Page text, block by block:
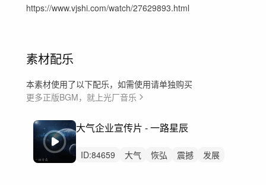
https://www.vjshi.com/watch/27629893.html
素材配乐
本素材使用了以下配乐，如需使用请单独购买
更多正版BGM，就上光厂音乐
大气企业宣传片 - 一路星辰
ID:84659 大气 恢弘 震撼
发展